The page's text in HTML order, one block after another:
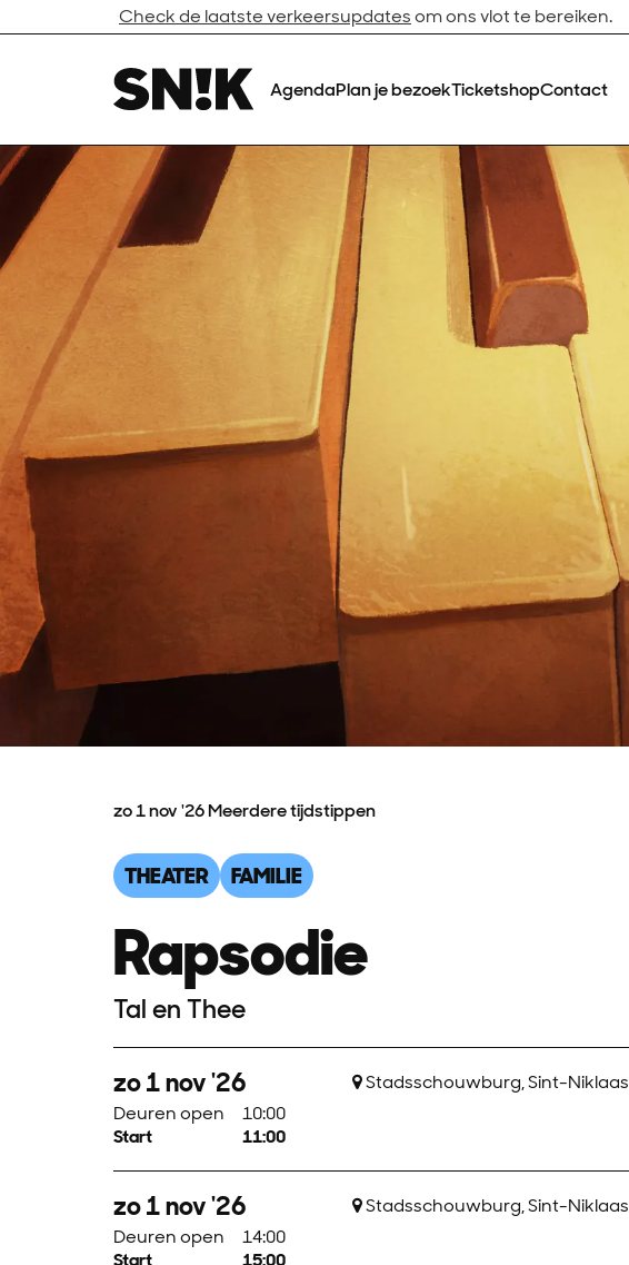
Check de laatste verkeersupdatesom ons vlot te bereiken.
AgendaPlan je bezoekTicketshopContact
THEATER FAMILIE
Rapsodie
Tal en Thee
zo 1 nov '26Meerdere tijdstippen
zo 1 nov '26
Deuren open
10:00
Start
11:00
Stadsschouwburg, Sint-Niklaas
zo 1 nov '26
Deuren open
14:00
Start
15:00
Stadsschouwburg, Sint-Niklaas